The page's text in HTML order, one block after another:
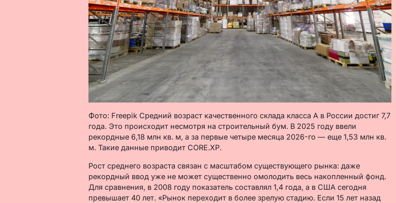
Фото: Freepik Средний возраст качественного склада класса А в России достиг 7,7
года. Это происходит несмотря на строительный бум. В 2025 году ввели
рекордные 6,18 млн кв. м, а за первые четыре месяца 2026-го — еще 1,53 млн кв.
м. Такие данные приводит CORE.XP.
Рост среднего возраста связан с масштабом существующего рынка: даже
рекордный ввод уже не может существенно омолодить весь накопленный фонд.
Для сравнения, в 2008 году показатель составлял 1,4 года, а в США сегодня
превышает 40 лет. «Рынок переходит в более зрелую стадию. Если 15 лет назад